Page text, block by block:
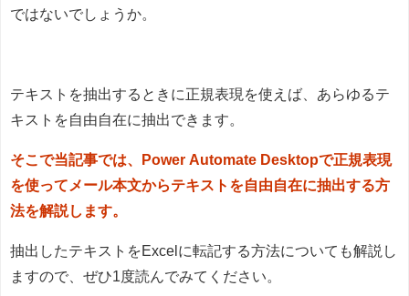
ではないでしょうか。
テキストを抽出するときに正規表現を使えば、あらゆるテ
キストを自由自在に抽出できます。
そこで当記事では、Power Automate Desktopで正規表現
を使ってメール本文からテキストを自由自在に抽出する方
法を解説します。
抽出したテキストをExcelに転記する方法についても解説し
ますので、ぜひ1度読んでみてください。